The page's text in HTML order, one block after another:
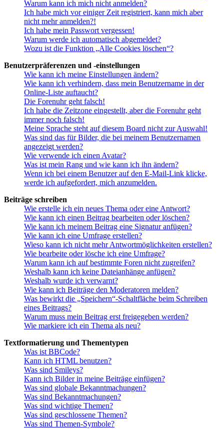
Warum kann ich mich nicht anmelden?
Ich habe mich vor einiger Zeit registriert, kann mich aber
nicht mehr anmelden?!
Ich habe mein Passwort vergessen!
Warum werde ich automatisch abgemeldet?
Wozu ist die Funktion „Alle Cookies löschen“?
Benutzerpräferenzen und -einstellungen
Wie kann ich meine Einstellungen ändern?
Wie kann ich verhindern, dass mein Benutzername in der
Online-Liste auftaucht?
Die Forenuhr geht falsch!
Ich habe die Zeitzone eingestellt, aber die Forenuhr geht
immer noch falsch!
Meine Sprache steht auf diesem Board nicht zur Auswahl!
Was sind das für Bilder, die bei meinem Benutzernamen
angezeigt werden?
Wie verwende ich einen Avatar?
Was ist mein Rang und wie kann ich ihn ändern?
Wenn ich bei einem Benutzer auf den E-Mail-Link klicke,
werde ich aufgefordert, mich anzumelden.
Beiträge schreiben
Wie erstelle ich ein neues Thema oder eine Antwort?
Wie kann ich einen Beitrag bearbeiten oder löschen?
Wie kann ich meinem Beitrag eine Signatur anfügen?
Wie kann ich eine Umfrage erstellen?
Wieso kann ich nicht mehr Antwortmöglichkeiten erstellen?
Wie bearbeite oder lösche ich eine Umfrage?
Warum kann ich auf bestimmte Foren nicht zugreifen?
Weshalb kann ich keine Dateianhänge anfügen?
Weshalb wurde ich verwarnt?
Wie kann ich Beiträge den Moderatoren melden?
Was bewirkt die „Speichern“-Schaltfläche beim Schreiben
eines Beitrags?
Warum muss mein Beitrag erst freigegeben werden?
Wie markiere ich ein Thema als neu?
Textformatierung und Thementypen
Was ist BBCode?
Kann ich HTML benutzen?
Was sind Smileys?
Kann ich Bilder in meine Beiträge einfügen?
Was sind globale Bekanntmachungen?
Was sind Bekanntmachungen?
Was sind wichtige Themen?
Was sind geschlossene Themen?
Was sind Themen-Symbole?